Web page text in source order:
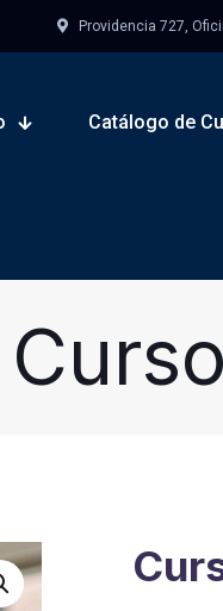
Providencia 727,
Catálogo de